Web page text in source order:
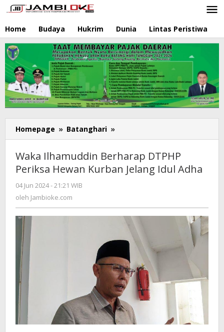
Lewati
ke
konten
Home Budaya Hukrim Dunia Lintas Peristiwa
Homepage » Batanghari »
Ilhamuddin
Berharap
DTPHP
Periksa
Adha
Waka Ilhamuddin Berharap DTPHP
Periksa Hewan Kurban Jelang Idul Adha
04 Jun 2024 - 21:21 WIB
oleh Jambioke.com